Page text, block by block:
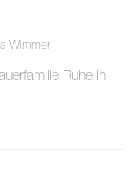
Wimmer
Ruhe in